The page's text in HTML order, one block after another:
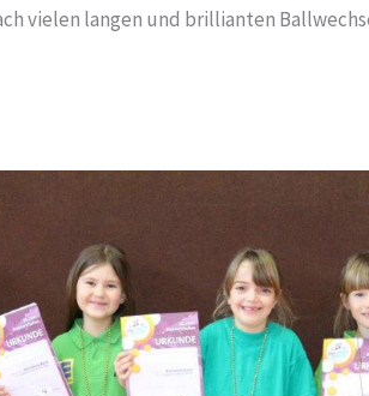
vielen langen und brillianten